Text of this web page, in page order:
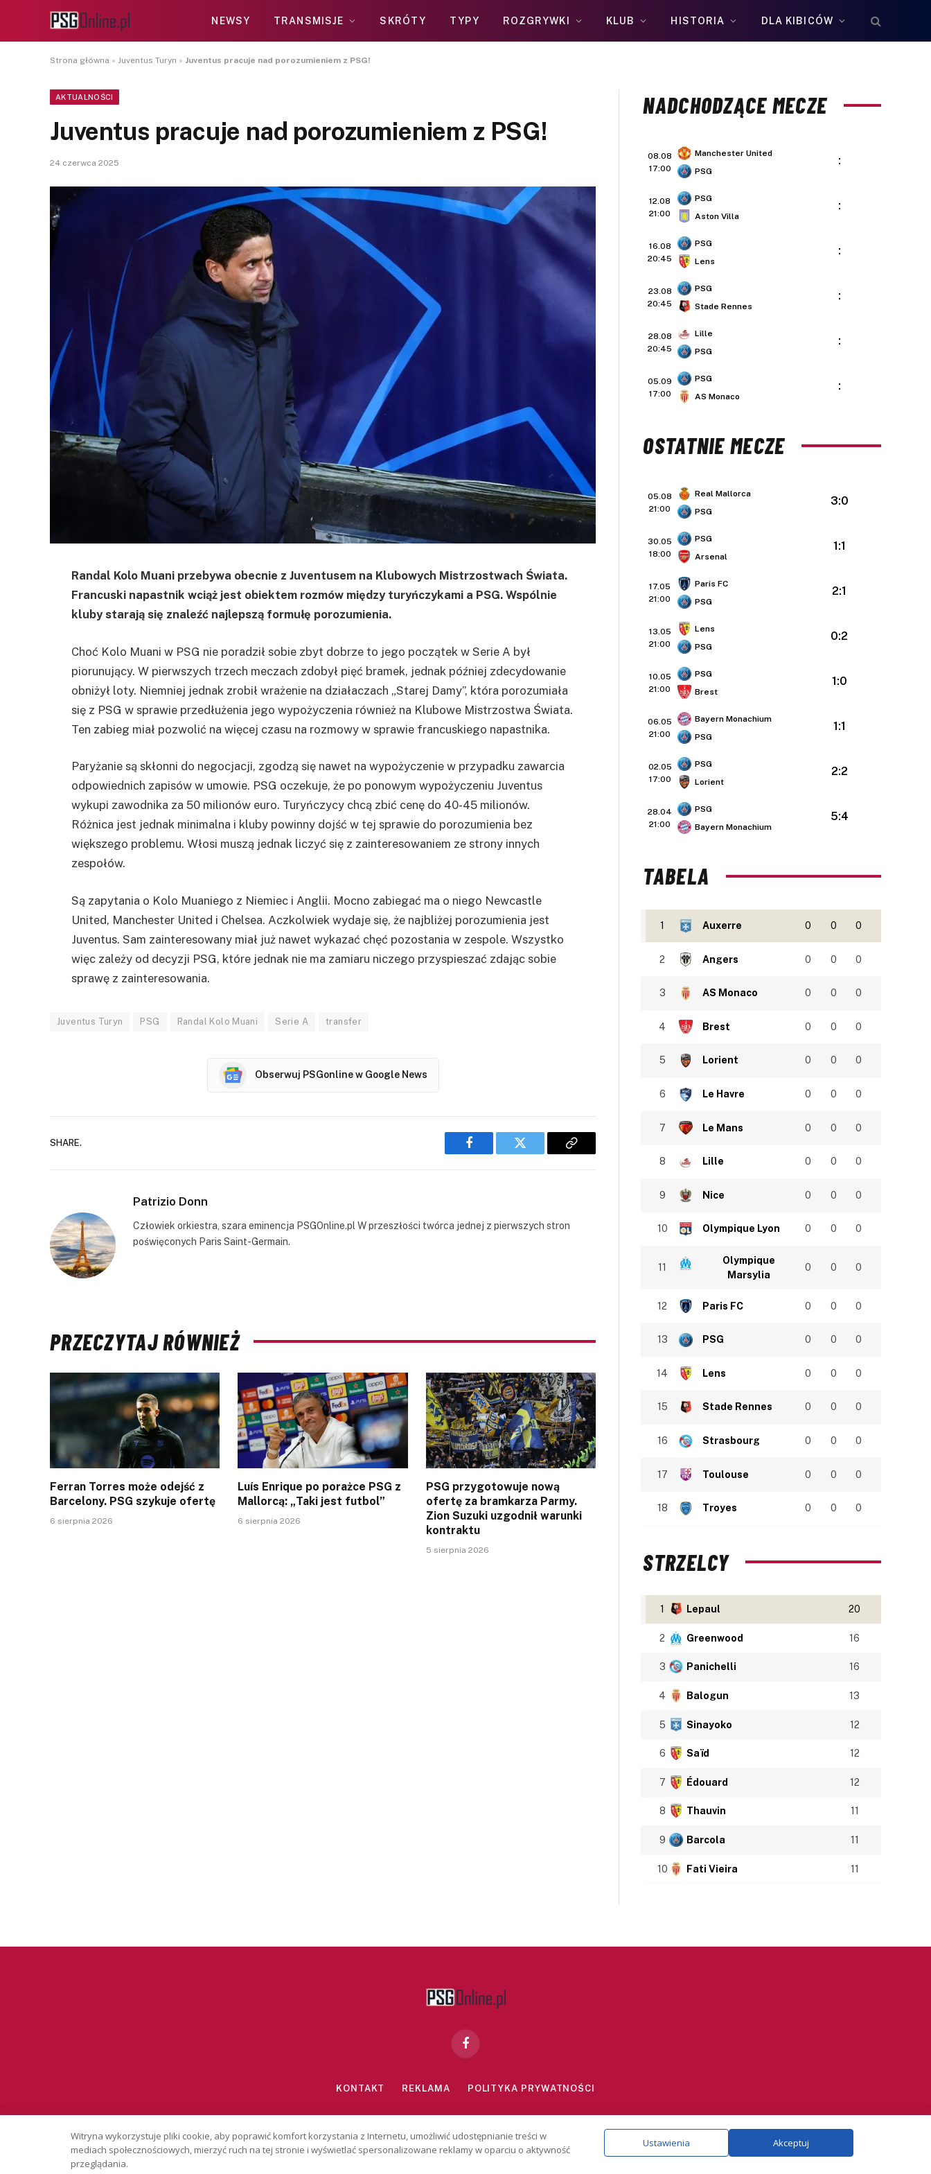
NEWSY TRANSMISJE SKRÓTY TYPY ROZGRYWKI KLUB HISTORIA DLA KIBICÓW
Strona główna » Juventus Turyn » Juventus pracuje nad porozumieniem z PSG!
AKTUALNOŚCI
Juventus pracuje nad porozumieniem z PSG!
24 czerwca 2025
Randal Kolo Muani przebywa obecnie z Juventusem na Klubowych Mistrzostwach Świata.
Francuski napastnik wciąż jest obiektem rozmów między turyńczykami a PSG. Wspólnie
kluby starają się znaleźć najlepszą formułę porozumienia.
Choć Kolo Muani w PSG nie poradził sobie zbyt dobrze to jego początek w Serie A był
piorunujący. W pierwszych trzech meczach zdobył pięć bramek, jednak później zdecydowanie
obniżył loty. Niemniej jednak zrobił wrażenie na działaczach „Starej Damy”, która porozumiała
się z PSG w sprawie przedłużenia jego wypożyczenia również na Klubowe Mistrzostwa Świata.
Ten zabieg miał pozwolić na więcej czasu na rozmowy w sprawie francuskiego napastnika.
Paryżanie są skłonni do negocjacji, zgodzą się nawet na wypożyczenie w przypadku zawarcia
odpowiednich zapisów w umowie. PSG oczekuje, że po ponowym wypożyczeniu Juventus
wykupi zawodnika za 50 milionów euro. Turyńczycy chcą zbić cenę do 40-45 milionów.
Różnica jest jednak minimalna i kluby powinny dojść w tej sprawie do porozumienia bez
większego problemu. Włosi muszą jednak liczyć się z zainteresowaniem ze strony innych
zespołów.
Są zapytania o Kolo Muaniego z Niemiec i Anglii. Mocno zabiegać ma o niego Newcastle
United, Manchester United i Chelsea. Aczkolwiek wydaje się, że najbliżej porozumienia jest
Juventus. Sam zainteresowany miał już nawet wykazać chęć pozostania w zespole. Wszystko
więc zależy od decyzji PSG, które jednak nie ma zamiaru niczego przyspieszać zdając sobie
sprawę z zainteresowania.
Juventus Turyn PSG Randal Kolo Muani Serie A transfer
Obserwuj PSGonline w Google News
SHARE.
Facebook Twitter
Copy
Patrizio Donn
Człowiek orkiestra, szara eminencja PSGOnline.pl W przeszłości twórca jednej z pierwszych stron
poświęconych Paris Saint-Germain.
PRZECZYTAJ RÓWNIEŻ
Ferran Torres może odejść z
Barcelony. PSG szykuje ofertę
6 sierpnia 2026
Luís Enrique po porażce PSG z
Mallorcą: „Taki jest futbol”
6 sierpnia 2026
PSG przygotowuje nową
ofertę za bramkarza Parmy.
Zion Suzuki uzgodnił warunki
kontraktu
5 sierpnia 2026
NADCHODZĄCE MECZE
08.08
17:00
Manchester United
PSG
:
12.08
21:00
PSG
Aston Villa
:
16.08
20:45
PSG
Lens
:
23.08
20:45
PSG
Stade Rennes
:
28.08
20:45
Lille
PSG
:
05.09
17:00
PSG
AS Monaco
:
OSTATNIE MECZE
05.08
21:00
Real Mallorca
PSG
3:0
30.05
18:00
PSG
Arsenal
1:1
17.05
21:00
Paris FC
PSG
2:1
13.05
21:00
Lens
PSG
0:2
10.05
21:00
PSG
Brest
1:0
06.05
21:00
Bayern Monachium
PSG
1:1
02.05
17:00
PSG
Lorient
2:2
28.04
21:00
PSG
Bayern Monachium
5:4
TABELA
1 Auxerre 0 0 0
2 Angers 0 0 0
3 AS Monaco 0 0 0
4 Brest 0 0 0
5 Lorient 0 0 0
6 Le Havre 0 0 0
7 Le Mans 0 0 0
8 Lille 0 0 0
9 Nice 0 0 0
10 Olympique Lyon 0 0 0
11
Olympique
Marsylia
0 0 0
12 Paris FC 0 0 0
13 PSG 0 0 0
14 Lens 0 0 0
15 Stade Rennes 0 0 0
16 Strasbourg 0 0 0
17 Toulouse 0 0 0
18 Troyes 0 0 0
STRZELCY
1 Lepaul 20
2 Greenwood 16
3 Panichelli 16
4 Balogun 13
5 Sinayoko 12
6 Saïd 12
7 Édouard 12
8 Thauvin 11
9 Barcola 11
10 Fati Vieira 11
Facebook
KONTAKT REKLAMA POLITYKA PRYWATNOŚCI
Copyright © 2026 PSGonline.pl
Witryna wykorzystuje pliki cookie, aby poprawić komfort korzystania z Internetu, umożliwić udostępnianie treści w
mediach społecznościowych, mierzyć ruch na tej stronie i wyświetlać spersonalizowane reklamy w oparciu o aktywność
przeglądania.
Ustawienia Akceptuj